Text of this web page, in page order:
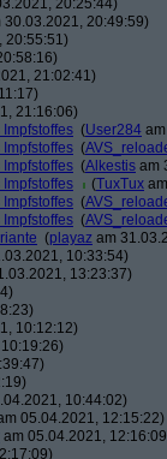
20:25:44)
30.03.2021, 20:49:59)
20:55:51)
21:02:41)
21:16:06)
(User284
(
(Alkestis am
(TuxTux
(
(
(playaz am
10:33:54)
13:23:37)
10:12:12)
10:44:02)
05.04.2021, 12:15:22)
am 05.04.2021,